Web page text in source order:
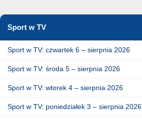
Sport w TV
Sport w TV: czwartek 6 – sierpnia 2026
Sport w TV: środa 5 – sierpnia 2026
Sport w TV: wtorek 4 – sierpnia 2026
Sport w TV: poniedziałek 3 – sierpnia 2026